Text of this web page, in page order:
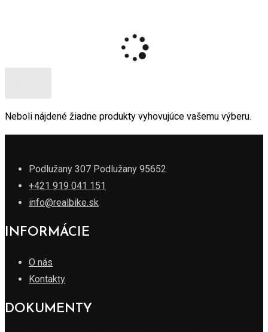
Neboli nájdené žiadne produkty vyhovujúce vašemu výberu.
Podlužany 307 Podlužany 95652
+421 919 041 151
info@realbike.sk
INFORMÁCIE
O nás
Kontakty
DOKUMENTY